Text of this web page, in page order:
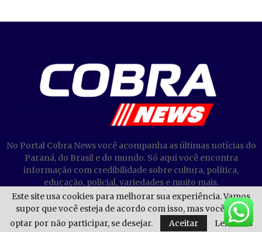
No Portal Cobra News você acompanha as últimas notícias do
Paraná, do Brasil e do mundo. Só aqui você encontra
informação com credibilidade sobre cultura, política,
educação, policial, variedades e muito mais.
@2023 - Cobra News. Todos os direitos reservados.
Este site usa cookies para melhorar sua experiência. Vamos
supor que você esteja de acordo com isso, mas você pode
optar por não participar, se desejar.
Aceitar Leia mais